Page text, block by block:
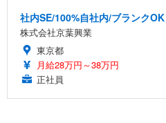
社内SE/100%自社内/ブランクOK
株式会社京葉興業
東京都
月給28万円～38万円
正社員